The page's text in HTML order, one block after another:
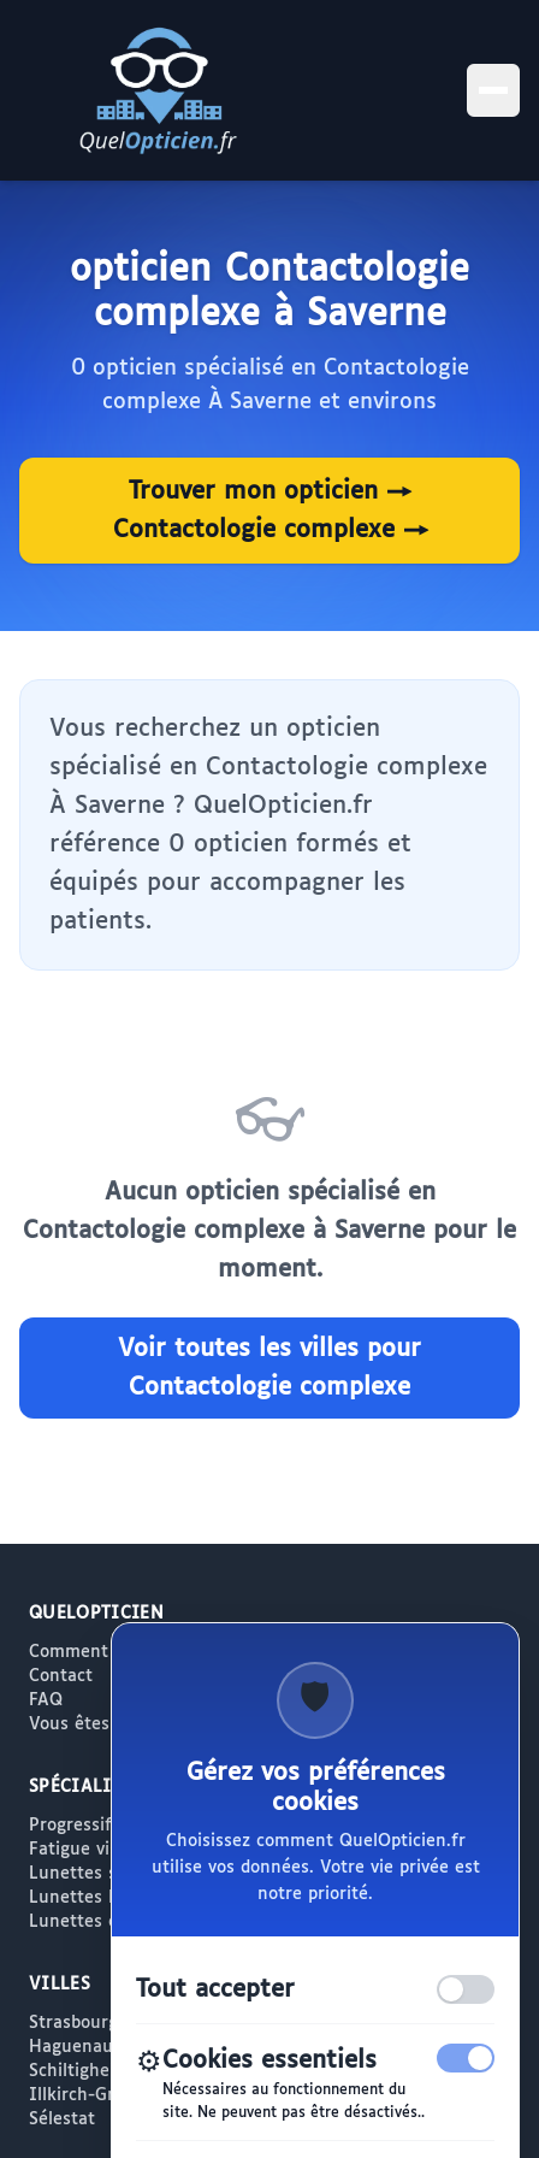
opticien Contactologie
complexe à Saverne
0 opticien spécialisé en Contactologie
complexe À Saverne et environs
Trouver mon opticien →
Contactologie complexe →
Vous recherchez un opticien
spécialisé en Contactologie complexe
À Saverne ? QuelOpticien.fr
référence 0 opticien formés et
équipés pour accompagner les
patients.
👓
Aucun opticien spécialisé en
Contactologie complexe à Saverne pour le
moment.
Voir toutes les villes pour
Contactologie complexe
QUELOPTICIEN
Comment ça marche
Contact
FAQ
Vous êtes opticien ?
SPÉCIALITÉS
Progressifs / Presbytie
Fatigue visuelle / Écrans
Lunettes solaires
Lunettes haut de gamme
Lunettes créateur
VILLES
Strasbourg
Haguenau
Schiltigheim
Illkirch-Graffenstaden
Sélestat
🛡️
Gérez vos préférences
cookies
Choisissez comment QuelOpticien.fr
utilise vos données. Votre vie privée est
notre priorité.
Tout accepter
⚙️Cookies essentiels
Nécessaires au fonctionnement du
site. Ne peuvent pas être désactivés..